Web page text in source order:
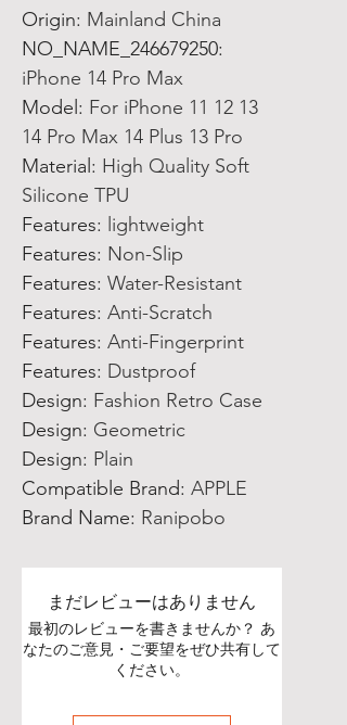
Origin: Mainland China
NO_NAME_246679250:
iPhone 14 Pro Max
Model : For iPhone 11 12 13
14 Pro Max 14 Plus 13 Pro
Material : High Quality Soft
Silicone TPU
Features: lightweight
Features: Non-Slip
Features: Water-Resistant
Features: Anti-Scratch
Features: Anti-Fingerprint
Features: Dustproof
Design: Fashion Retro Case
Design: Geometric
Design: Plain
Compatible Brand: APPLE
Brand Name: Ranipobo
まだレビューはありません
最初のレビューを書きませんか？ あ
なたのご意見・ご要望をぜひ共有して
ください。